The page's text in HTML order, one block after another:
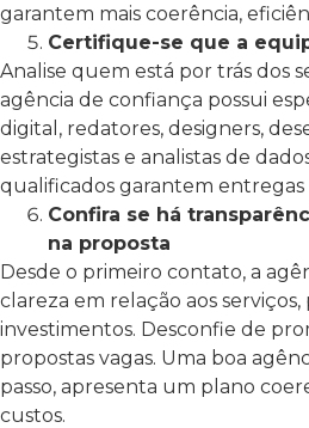
garantem mais coerência,
Certifique-se que a
Analise quem está por trás dos
agência de confiança possui
digital, redatores, designers,
estrategistas e analistas de
qualificados garantem entregas
Confira se há
na proposta
Desde o primeiro contato, a
clareza em relação aos serviços,
investimentos. Desconfie de
propostas vagas. Uma boa
passo, apresenta um plano
custos.